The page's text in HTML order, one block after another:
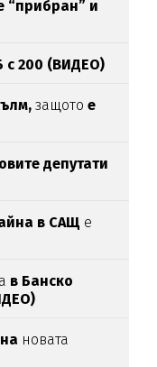
“прибран” и
с 200 (ВИДЕО)
защото е
депутати
в САЩ е
в Банско
новата